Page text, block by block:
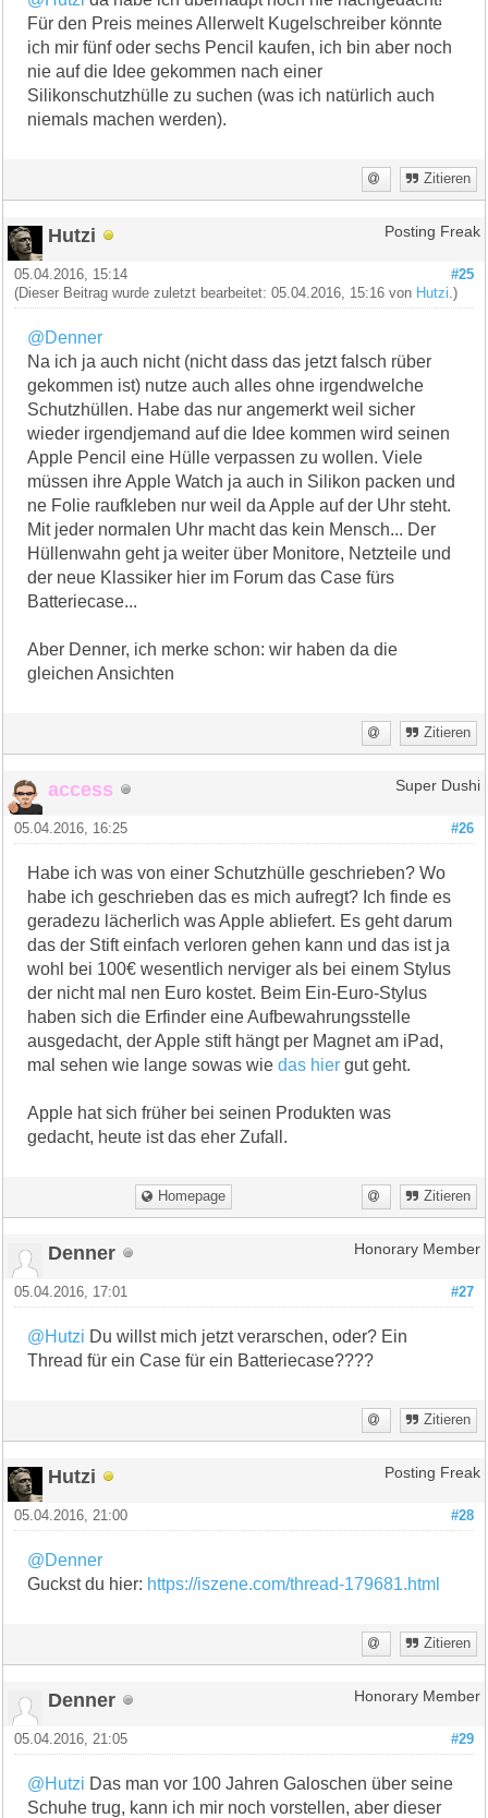
Für den Preis meines Allerwelt Kugelschreiber könnte
ich mir fünf oder sechs Pencil kaufen, ich bin aber noch
nie auf die Idee gekommen nach einer
Silikonschutzhülle zu suchen (was ich natürlich auch
niemals machen werden).
Zitieren
Hutzi Posting Freak
#25
05.04.2016, 15:14
(Dieser Beitrag wurde zuletzt bearbeitet: 05.04.2016, 15:16 von Hutzi .)
@Denner
Na ich ja auch nicht (nicht dass das jetzt falsch rüber
gekommen ist) nutze auch alles ohne irgendwelche
Schutzhüllen. Habe das nur angemerkt weil sicher
wieder irgendjemand auf die Idee kommen wird seinen
Apple Pencil eine Hülle verpassen zu wollen. Viele
müssen ihre Apple Watch ja auch in Silikon packen und
ne Folie raufkleben nur weil da Apple auf der Uhr steht.
Mit jeder normalen Uhr macht das kein Mensch... Der
Hüllenwahn geht ja weiter über Monitore, Netzteile und
der neue Klassiker hier im Forum das Case fürs
Batteriecase...
Aber Denner, ich merke schon: wir haben da die
gleichen Ansichten
Zitieren
access Super Dushi
#26
05.04.2016, 16:25
Habe ich was von einer Schutzhülle geschrieben? Wo
habe ich geschrieben das es mich aufregt? Ich finde es
geradezu lächerlich was Apple abliefert. Es geht darum
das der Stift einfach verloren gehen kann und das ist ja
wohl bei 100€ wesentlich nerviger als bei einem Stylus
der nicht mal nen Euro kostet. Beim Ein-Euro-Stylus
haben sich die Erfinder eine Aufbewahrungsstelle
ausgedacht, der Apple stift hängt per Magnet am iPad,
mal sehen wie lange sowas wiedas hier gut geht.
Apple hat sich früher bei seinen Produkten was
gedacht, heute ist das eher Zufall.
Homepage Zitieren
Denner Honorary Member
#27
05.04.2016, 17:01
@Hutzi Du willst mich jetzt verarschen, oder? Ein
Thread für ein Case für ein Batteriecase????
Zitieren
Hutzi Posting Freak
#28
05.04.2016, 21:00
@Denner
Guckst du hier: https://iszene.com/thread-179681.html
Zitieren
Denner Honorary Member
#29
05.04.2016, 21:05
@Hutzi Das man vor 100 Jahren Galoschen über seine
Schuhe trug, kann ich mir noch vorstellen, aber dieser